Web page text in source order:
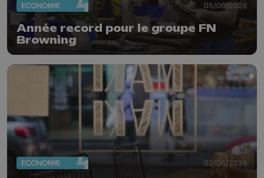
ECONOMIE 05/06/2026
Année record pour le groupe FN
Browning
ECONOMIE 02/06/2026